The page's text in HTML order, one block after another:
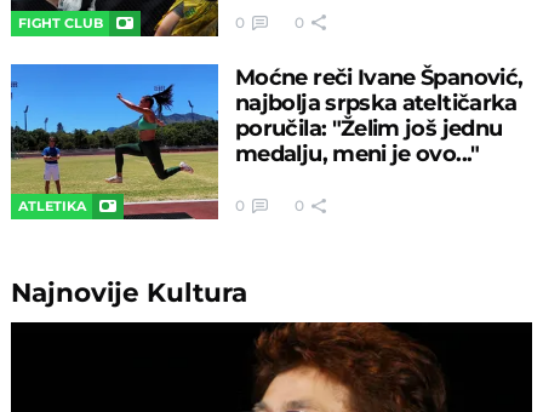
FIGHT CLUB 0 0
ATLETIKA
Moćne reči Ivane Španović,
najbolja srpska ateltičarka
poručila: "Želim još jednu
medalju, meni je ovo..."
0 0
Najnovije Kultura